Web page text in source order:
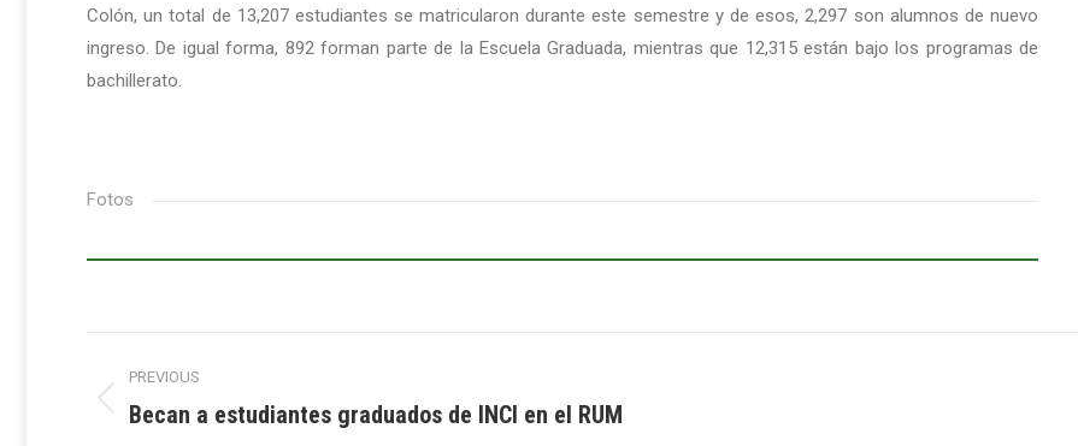
Colón, un total de 13,207 estudiantes se matricularon durante este semestre y de esos, 2,297 son alumnos de nuevo
ingreso. De igual forma, 892 forman parte de la Escuela Graduada, mientras que 12,315 están bajo los programas de
bachillerato.
Fotos
Post
navigation
PREVIOUS
Previous
Becan a estudiantes graduados de INCI en el RUM